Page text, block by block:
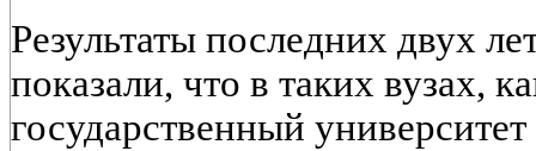
Результаты последних двух
показали, что в таких вузах,
государственный